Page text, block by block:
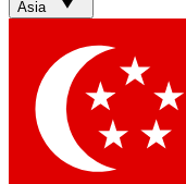
Asia